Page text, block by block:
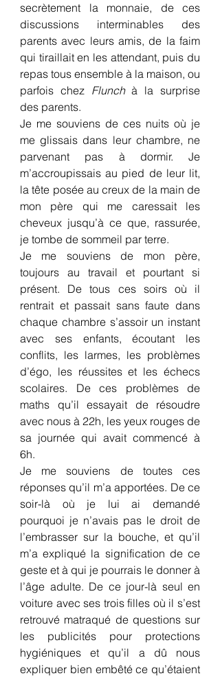
secrètement la monnaie, de ces
discussions interminables des
parents avec leurs amis, de la faim
qui tiraillait en les attendant, puis du
repas tous ensemble à la maison, ou
parfois chez Flunch à la surprise
des parents.
Je me souviens de ces nuits où je
me glissais dans leur chambre, ne
parvenant pas à dormir. Je
m’accroupissais au pied de leur lit,
la tête posée au creux de la main de
mon père qui me caressait les
cheveux jusqu’à ce que, rassurée,
je tombe de sommeil par terre.
Je me souviens de mon père,
toujours au travail et pourtant si
présent. De tous ces soirs où il
rentrait et passait sans faute dans
chaque chambre s’assoir un instant
avec ses enfants, écoutant les
conflits, les larmes, les problèmes
d’égo, les réussites et les échecs
scolaires. De ces problèmes de
maths qu’il essayait de résoudre
avec nous à 22h, les yeux rouges de
sa journée qui avait commencé à
6h.
Je me souviens de toutes ces
réponses qu’il m’a apportées. De ce
soir-là où je lui ai demandé
pourquoi je n’avais pas le droit de
l’embrasser sur la bouche, et qu’il
m’a expliqué la signification de ce
geste et à qui je pourrais le donner à
l’âge adulte. De ce jour-là seul en
voiture avec ses trois filles où il s’est
retrouvé matraqué de questions sur
les publicités pour protections
hygiéniques et qu’il a dû nous
expliquer bien embêté ce qu’étaient